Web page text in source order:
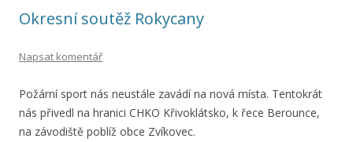
Okresní soutěž Rokycany
Napsat komentář
Požární sport nás neustále zavádí na nová místa. Tentokrát
nás přivedl na hranici CHKO Křivoklátsko, k řece Berounce,
na závodiště poblíž obce Zvíkovec.